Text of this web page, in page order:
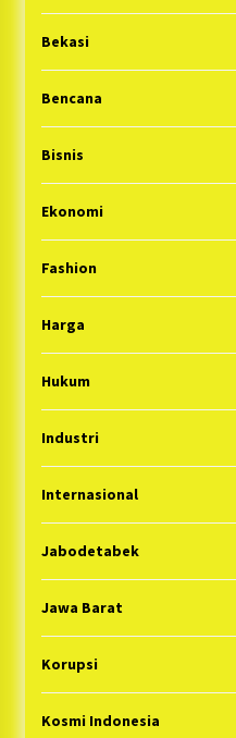
Bekasi
Bencana
Bisnis
Ekonomi
Fashion
Harga
Hukum
Industri
Internasional
Jabodetabek
Jawa Barat
Korupsi
Kosmi Indonesia